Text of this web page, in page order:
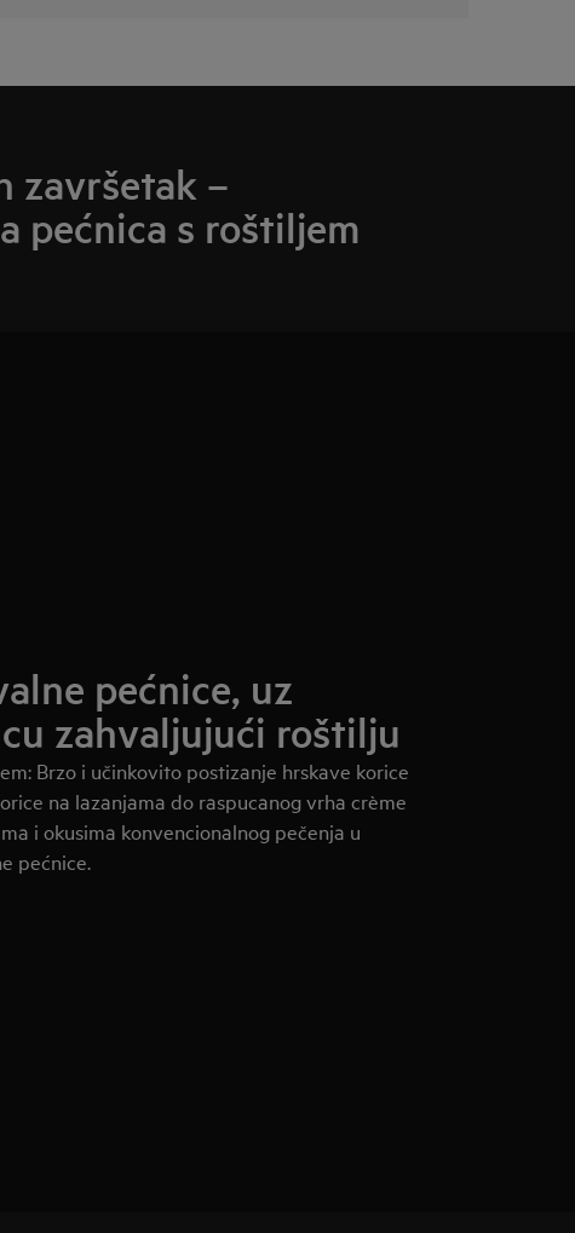
završetak –
pećnica s roštiljem
pećnice, uz
zahvaljujući roštilju
Brzo i učinkovito postizanje hrskave korice
na lazanjama do raspucanog vrha crème
i okusima konvencionalnog pečenja u
pećnice.